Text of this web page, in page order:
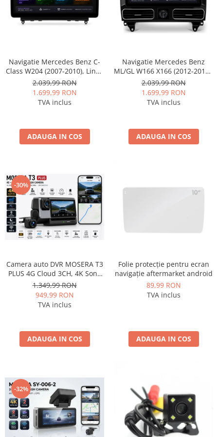
Navigatie Mercedes Benz C-
Class W204 (2007-2010), Linux
OS & OEM, NTG 4.0, CarPlay &
Android Auto Wireless,
MirrorLink, Camera AHD, 12.3
Inch - AD-BGMBLNX1240+AD-
2.039,99 RON
1.699,99 RON
TVA inclus
ADAUGA IN COS
Navigatie Mercedes Benz
ML/GL W166 X166 (2012-2015),
Linux OS & OEM, NTG 4.5,
CarPlay & Android Auto
Wireless, MirrorLink, Camera
AHD, 12.3 Inch - AD-
2.039,99 RON
1.699,99 RON
TVA inclus
ADAUGA IN COS
-30%
Camera auto DVR MOSERA T3
PLUS 4G Cloud 3CH, 4K Sony
IMX415 + interior 1080P +
camera spate 1080P, GPS,
WiFi 6, ecran touch IPS 3”,
Night Vision, monitorizare live
1.349,99 RON
949,99 RON
TVA inclus
ADAUGA IN COS
Folie protecție pentru ecran
navigație aftermarket android
89,99 RON
TVA inclus
ADAUGA IN COS
-32%